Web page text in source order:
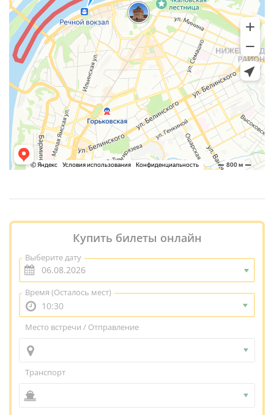
Купить билеты онлайн
Выберите дату
Время (Осталось мест)
10:30
Место встречи / Отправление
Транспорт